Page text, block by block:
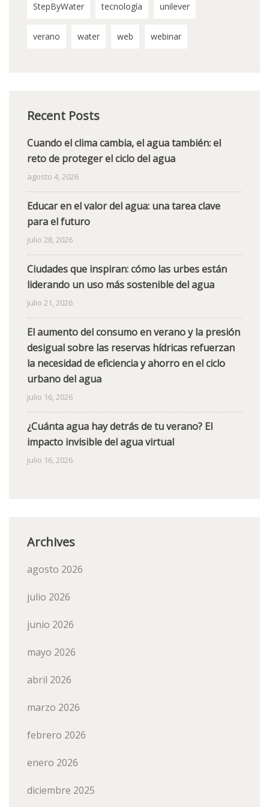
StepByWater tecnología unilever
verano water web webinar
Recent Posts
Cuando el clima cambia, el agua también: el
reto de proteger el ciclo del agua
agosto 4, 2026
Educar en el valor del agua: una tarea clave
para el futuro
julio 28, 2026
Ciudades que inspiran: cómo las urbes están
liderando un uso más sostenible del agua
julio 21, 2026
El aumento del consumo en verano y la presión
desigual sobre las reservas hídricas refuerzan
la necesidad de eficiencia y ahorro en el ciclo
urbano del agua
julio 16, 2026
¿Cuánta agua hay detrás de tu verano? El
impacto invisible del agua virtual
julio 16, 2026
Archives
agosto 2026
julio 2026
junio 2026
mayo 2026
abril 2026
marzo 2026
febrero 2026
enero 2026
diciembre 2025